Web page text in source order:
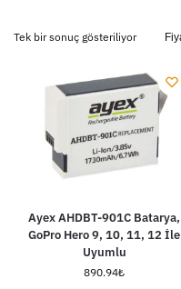
Tek bir sonuç gösteriliyor
Ayex AHDBT-901C Batarya,
GoPro Hero 9, 10, 11, 12 İle
Uyumlu
890.94₺